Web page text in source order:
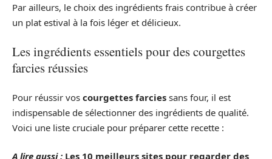
Par ailleurs, le choix des ingrédients frais contribue à créer
un plat estival à la fois léger et délicieux.
Les ingrédients essentiels pour des courgettes
farcies réussies
Pour réussir vos courgettes farcies sans four, il est
indispensable de sélectionner des ingrédients de qualité.
Voici une liste cruciale pour préparer cette recette :
A lire aussi : Les 10 meilleurs sites pour regarder des